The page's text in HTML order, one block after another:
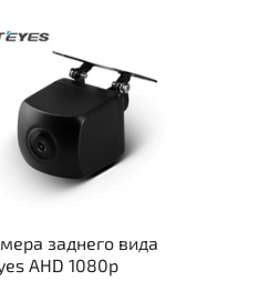
заднего вида
AHD 1080p